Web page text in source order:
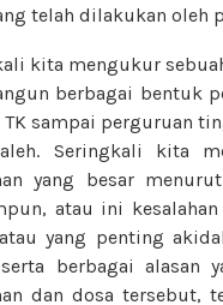
telah dilakukan oleh
kita mengukur
berbagai bentuk
sampai perguruan
Seringkali kita
yang besar
atau ini
yang penting
berbagai alasan
dan dosa tersebut,